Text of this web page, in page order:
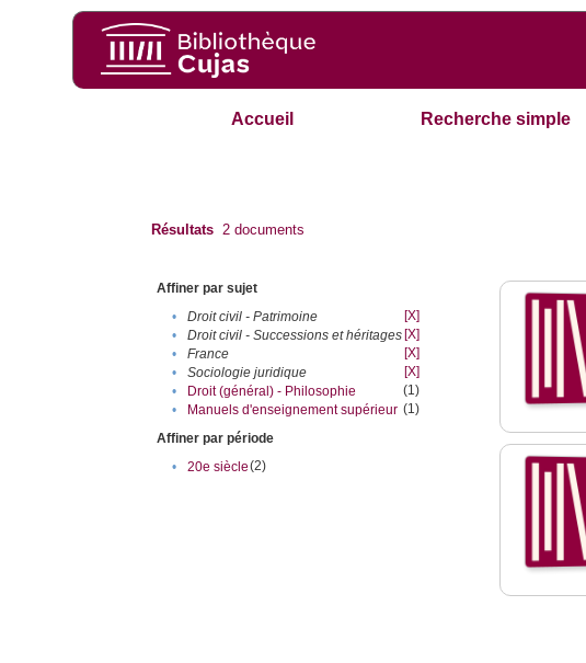
Accueil Recherche simple
Résultats 2 documents
Affiner par sujet
•
Droit civil - Patrimoine
[X]
•
Droit civil - Successions et héritages [X]
•
France
[X]
•
Sociologie juridique
[X]
•
Droit (général) - Philosophie
(1)
•
Manuels d'enseignement supérieur (1)
Affiner par période
•
20e siècle(2)